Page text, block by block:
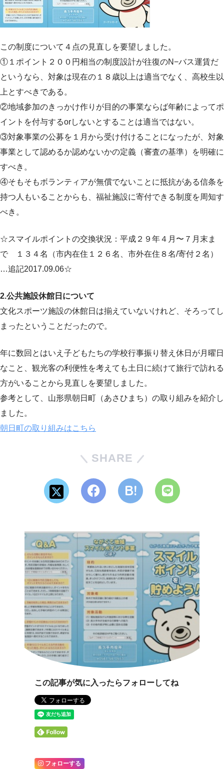
この制度について４点の見直しを要望しました。
①１ポイント２００円相当の制度設計が往復のN−バス運賃だ
というなら、対象は現在の１８歳以上は適当でなく、高校生以
上とすべきである。
②地域参加のきっかけ作りが目的の事業ならば年齢によってポ
イントを付与するorしないとすることは適当ではない。
③対象事業の公募を１月から受け付けることになったが、対象
事業として認めるか認めないかの定義（審査の基準）を明確に
すべき。
④そもそもボランティアが無償でないことに抵抗がある信条を
持つ人もいることからも、福祉施設に寄付できる制度を周知す
べき。
☆スマイルポイントの交換状況：平成２９年４月〜７月末ま
で １３４名（市内在住１２６名、市外在住８名/寄付２名）
…追記2017.09.06☆
2.公共施設休館日について
文化スポーツ施設の休館日は揃えていないけれど、そろってし
まったということだったので。
年に数回とはいえ子どもたちの学校行事振り替え休日が月曜日
なこと、観光客の利便性を考えても土日に続けて旅行で訪れる
方がいることから見直しを要望しました。
参考として、山形県朝日町（あさひまち）の取り組みを紹介し
ました。
朝日町の取り組みはこちら
SHARE
この記事が気に入ったらフォローしてね
フォローする